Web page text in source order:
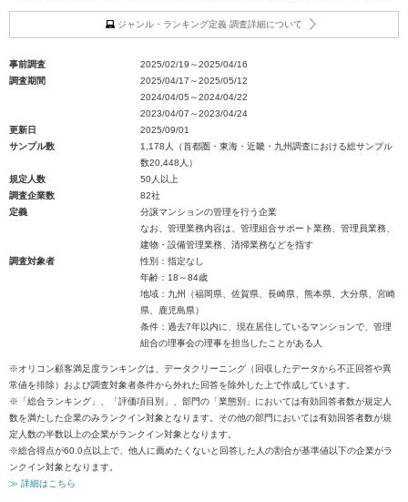
ジャンル・ランキング定義 調査詳細について
事前調査
2025/02/19～2025/04/16
調査期間
2025/04/17～2025/05/12
2024/04/05～2024/04/22
2023/04/07～2023/04/24
更新日
2025/09/01
サンプル数
1,178人（首都圏・東海・近畿・九州調査における総サンプル
数20,448人）
規定人数
50人以上
調査企業数
82社
定義
分譲マンションの管理を行う企業
なお、管理業務内容は、管理組合サポート業務、管理員業務、
建物・設備管理業務、清掃業務などを指す
調査対象者
性別：指定なし
年齢：18～84歳
地域：九州（福岡県、佐賀県、長崎県、熊本県、大分県、宮崎
県、鹿児島県）
条件：過去7年以内に、現在居住しているマンションで、管理
組合の理事会の理事を担当したことがある人
※オリコン顧客満足度ランキングは、データクリーニング（回収したデータから不正回答や異
常値を排除）および調査対象者条件から外れた回答を除外した上で作成しています。
※「総合ランキング」、「評価項目別」、部門の「業態別」においては有効回答者数が規定人
数を満たした企業のみランクイン対象となります。その他の部門においては有効回答者数が規
定人数の半数以上の企業がランクイン対象となります。
※総合得点が60.0点以上で、他人に薦めたくないと回答した人の割合が基準値以下の企業がラ
ンクイン対象となります。
≫ 詳細はこちら